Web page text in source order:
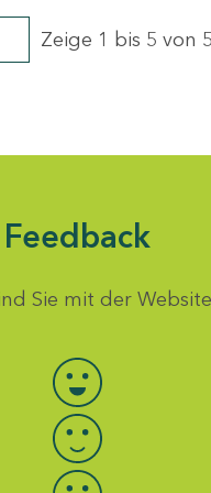
Zeige 1 bis 5 von
Feedback
Sie mit der
Bewertung